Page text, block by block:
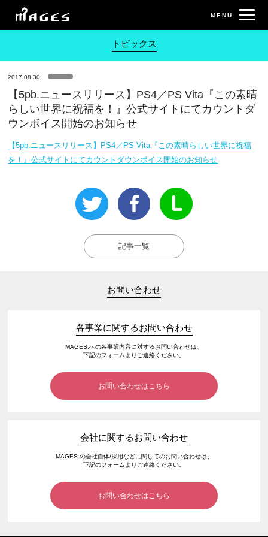
トピックス
2017.08.30
【5pb.ニュースリリース】PS4／PS Vita『この素晴
らしい世界に祝福を！』公式サイトにてカウントダ
ウンボイス開始のお知らせ
【5pb.ニュースリリース】PS4／PS Vita『この素晴らしい世界に祝福
を！』公式サイトにてカウントダウンボイス開始のお知らせ
記事一覧
お問い合わせ
各事業に関するお問い合わせ
MAGES.への各事業内容に対するお問い合わせは、
下記のフォームよりご連絡ください。
お問い合わせはこちら
会社に関するお問い合わせ
MAGES.の会社自体/採用などに関してのお問い合わせは、
下記のフォームよりご連絡ください。
お問い合わせはこちら